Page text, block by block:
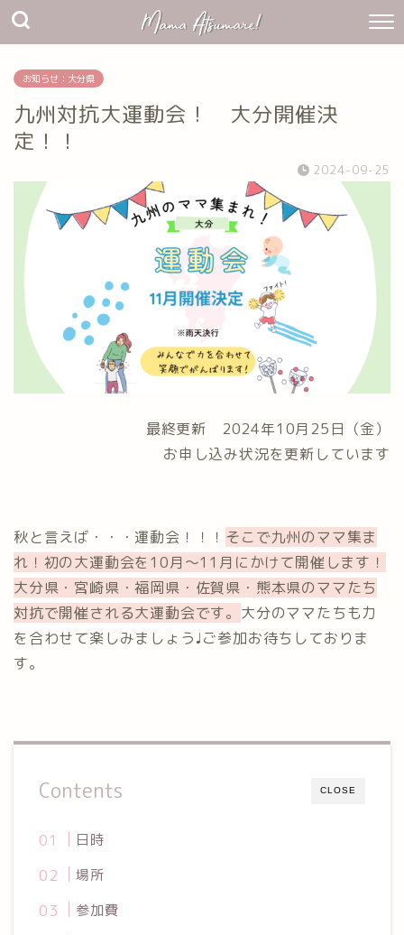
お知らせ：大分県
九州対抗大運動会！ 大分開催決
定！！
2024-09-25
最終更新 2024年10月25日（金）
お申し込み状況を更新しています
秋と言えば・・・運動会！！！ そこで九州のママ集ま
れ！初の大運動会を10月〜11月にかけて開催します！
大分県・宮崎県・福岡県・佐賀県・熊本県のママたち
対抗で開催される大運動会です。 大分のママたちも力
を合わせて楽しみましょう♩ご参加お待ちしておりま
す。
CLOSE
Contents
日時
場所
参加費